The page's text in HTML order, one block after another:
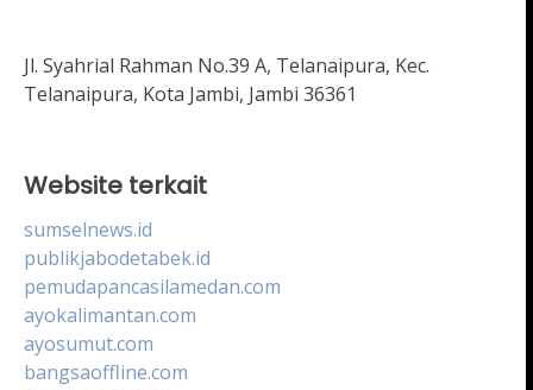
Jl. Syahrial Rahman No.39 A, Telanaipura, Kec.
Telanaipura, Kota Jambi, Jambi 36361
Website terkait
sumselnews.id
publikjabodetabek.id
pemudapancasilamedan.com
ayokalimantan.com
ayosumut.com
bangsaoffline.com